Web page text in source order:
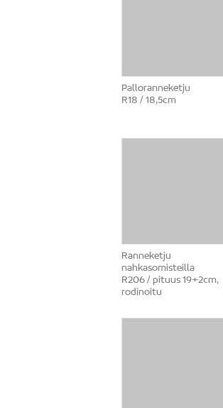
Palloranneketju
R18 / 18,5cm
Ranneketju
nahkasomisteilla
R206 / pituus 19+2cm,
rodinoitu